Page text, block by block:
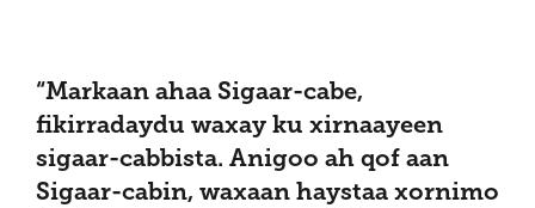
“Markaan ahaa Sigaar-cabe,
fikirradaydu waxay ku xirnaayeen
sigaar-cabbista. Anigoo ah qof aan
Sigaar-cabin, waxaan haystaa xornimo